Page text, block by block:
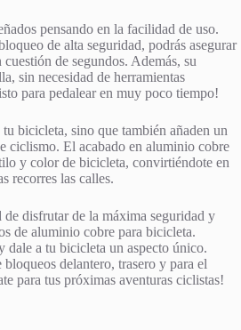
pensando en la facilidad de uso.
de alta seguridad, podrás asegurar
de segundos. Además, su
sin necesidad de herramientas
para pedalear en muy poco tiempo!
bicicleta, sino que también añaden un
ciclismo. El acabado en aluminio cobre
y color de bicicleta, convirtiéndote en
recorres las calles.
disfrutar de la máxima seguridad y
de aluminio cobre para bicicleta.
dale a tu bicicleta un aspecto único.
bloqueos delantero, trasero y para el
para tus próximas aventuras ciclistas!